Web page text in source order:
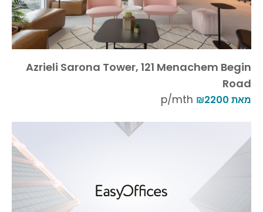
Azrieli Sarona Tower, 121 Menachem Begin
Road
מאת ₪2200